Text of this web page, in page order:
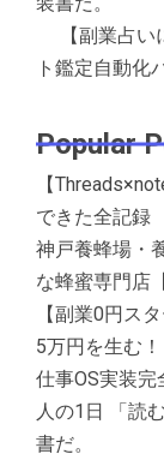
【副業占
ト鑑定自動化
Popular
【
できた全記録
神戸養蜂場・
な蜂蜜専門店
【副業0円ス
5万円を生む
仕事OS実装
人の1日 「読
書だ。